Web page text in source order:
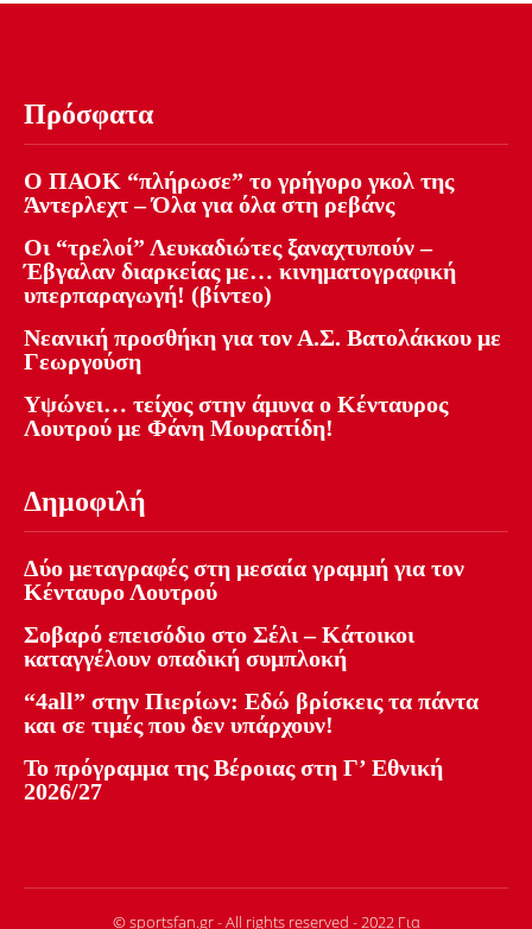
Πρόσφατα
Ο ΠΑΟΚ “πλήρωσε” το γρήγορο γκολ της
Άντερλεχτ – Όλα για όλα στη ρεβάνς
Οι “τρελοί” Λευκαδιώτες ξαναχτυπούν –
Έβγαλαν διαρκείας με… κινηματογραφική
υπερπαραγωγή! (βίντεο)
Νεανική προσθήκη για τον Α.Σ. Βατολάκκου με
Γεωργούση
Υψώνει… τείχος στην άμυνα ο Κένταυρος
Λουτρού με Φάνη Μουρατίδη!
Δημοφιλή
Δύο μεταγραφές στη μεσαία γραμμή για τον
Κένταυρο Λουτρού
Σοβαρό επεισόδιο στο Σέλι – Κάτοικοι
καταγγέλουν οπαδική συμπλοκή
“4all” στην Πιερίων: Εδώ βρίσκεις τα πάντα
και σε τιμές που δεν υπάρχουν!
Το πρόγραμμα της Βέροιας στη Γ’ Εθνική
2026/27
© sportsfan.gr - All rights reserved - 2022 Για